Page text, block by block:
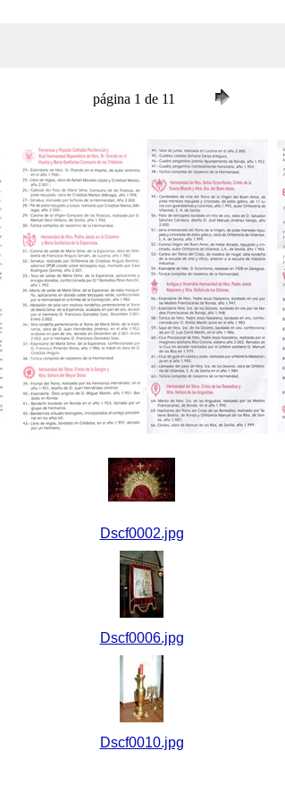
página 1 de 11
Dscf0002.jpg
Dscf0006.jpg
Dscf0010.jpg